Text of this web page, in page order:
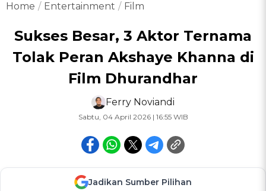
Home Entertainment Film
Sukses Besar, 3 Aktor Ternama
Tolak Peran Akshaye Khanna di
Film Dhurandhar
Ferry Noviandi
Sabtu, 04 April 2026 | 16:55 WIB
Jadikan Sumber Pilihan